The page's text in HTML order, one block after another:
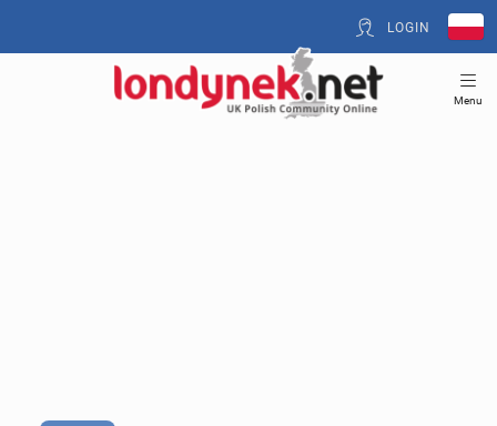
LOGIN
Menu